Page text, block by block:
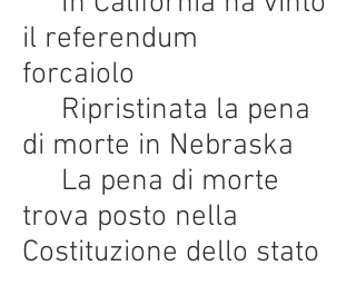
il referendum
forcaiolo
Ripristinata la pena
di morte in Nebraska
La pena di morte
trova posto nella
Costituzione dello stato